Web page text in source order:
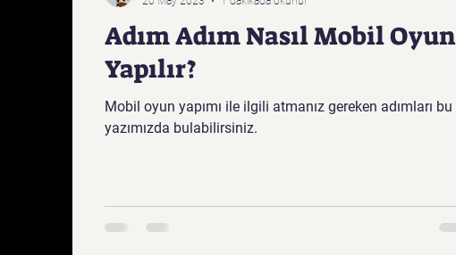
Adım Adım Nasıl Mobil Oyun
Yapılır?
Mobil oyun yapımı ile ilgili atmanız gereken adımları bu
yazımızda bulabilirsiniz.